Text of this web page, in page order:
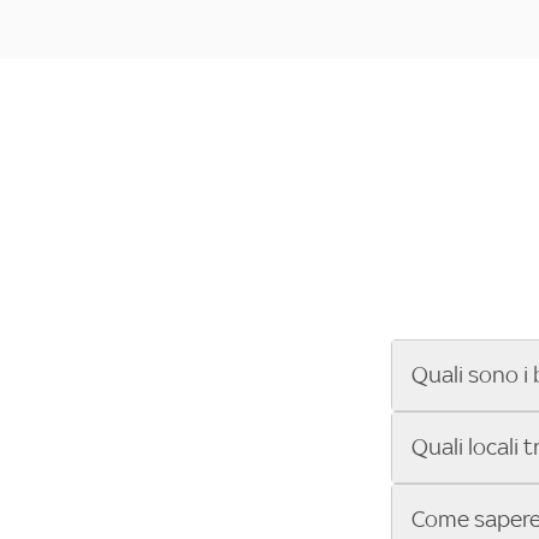
Quali sono i
Se cerchi un
ENILIVE, la
Sky Bar ti
Quali locali
Vuoi sapere
Come